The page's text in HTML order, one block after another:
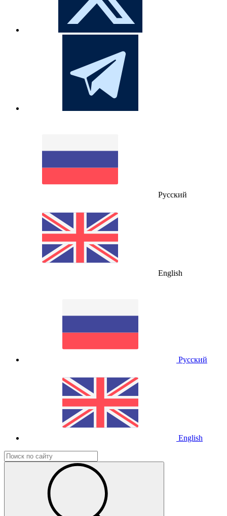
Русский
English
Русский
English